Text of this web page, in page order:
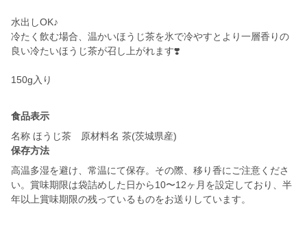
水出しOK♪
冷たく飲む場合、温かいほうじ茶を氷で冷やすとより一層香りの
良い冷たいほうじ茶が召し上がれます❣️
150g入り
食品表示
名称 ほうじ茶 原材料名 茶(茨城県産)
保存方法
高温多湿を避け、常温にて保存。その際、移り香にご注意くださ
い。賞味期限は袋詰めした日から10〜12ヶ月を設定しており、半
年以上賞味期限の残っているものをお送りしています。